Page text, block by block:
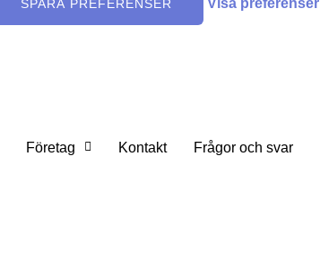
SPARA PREFERENSER Visa preferenser
Företag Kontakt Frågor och svar